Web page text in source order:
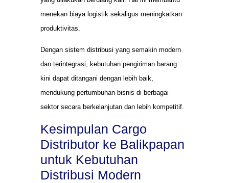
menekan biaya logistik sekaligus meningkatkan
produktivitas.
Dengan sistem distribusi yang semakin modern
dan terintegrasi, kebutuhan pengiriman barang
kini dapat ditangani dengan lebih baik,
mendukung pertumbuhan bisnis di berbagai
sektor secara berkelanjutan dan lebih kompetitif.
Kesimpulan Cargo
Distributor ke Balikpapan
untuk Kebutuhan
Distribusi Modern